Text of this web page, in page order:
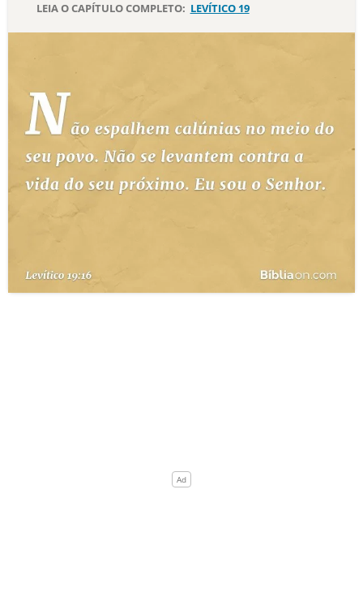
DEVOCIONAL DIÁRIO
ESTUDOS BÍBLICOS
ESBOÇOS DE PREGAÇÃO
PERGUNTE À BÍBLIA
TERMO BÍBLICO
LEIA O CAPÍTULO COMPLETO: LEVÍTICO 19